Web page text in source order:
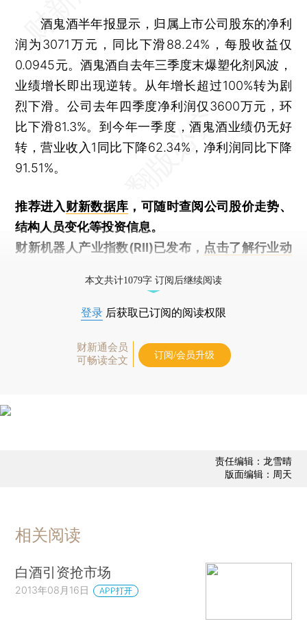
酒鬼酒半年报显示，归属上市公司股东的净利
润为3071万元，同比下滑88.24%，每股收益仅
0.0945元。酒鬼酒自去年三季度末爆塑化剂风波，
业绩增长即出现逆转。从年增长超过100%转为剧
烈下滑。公司去年四季度净利润仅3600万元，环
比下滑81.3%。到今年一季度，酒鬼酒业绩仍无好
转，营业收入1同比下降62.34%，净利润同比下降
91.51%。
推荐进入财新数据库 ，可随时查阅公司股价走势、
结构人员变化等投资信息。
财新机器人产业指数(RII)已发布， 点击了解行业动
本文共计1079字 订阅后继续阅读
登录 后获取已订阅的阅读权限
财新通会员
可畅读全文
订阅/会员升级
责任编辑：龙雪晴
版面编辑：周天
相关阅读
白酒引资抢市场
2013年08月16日 APP打开